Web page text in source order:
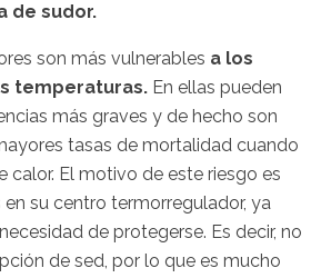
de sudor.
son más vulnerables a los
temperaturas. En ellas pueden
más graves y de hecho son
tasas de mortalidad cuando
calor. El motivo de este riesgo es
su centro termorregulador, ya
de protegerse. Es decir, no
de sed, por lo que es mucho